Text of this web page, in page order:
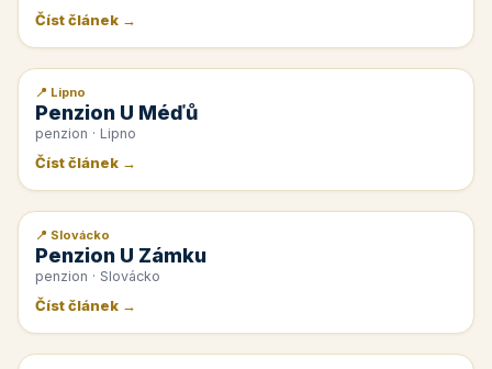
Číst článek →
📰 PR článek
📍 Lipno
Penzion U Méďů
penzion · Lipno
Číst článek →
📰 PR článek
📍 Slovácko
Penzion U Zámku
penzion · Slovácko
Číst článek →